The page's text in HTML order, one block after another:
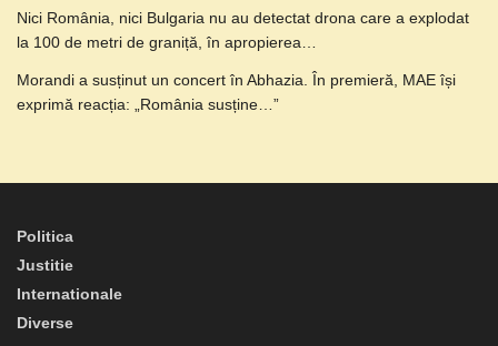
Nici România, nici Bulgaria nu au detectat drona care a explodat
la 100 de metri de graniță, în apropierea…
Morandi a susținut un concert în Abhazia. În premieră, MAE își
exprimă reacția: „România susține…”
Politica
Justitie
Internationale
Diverse